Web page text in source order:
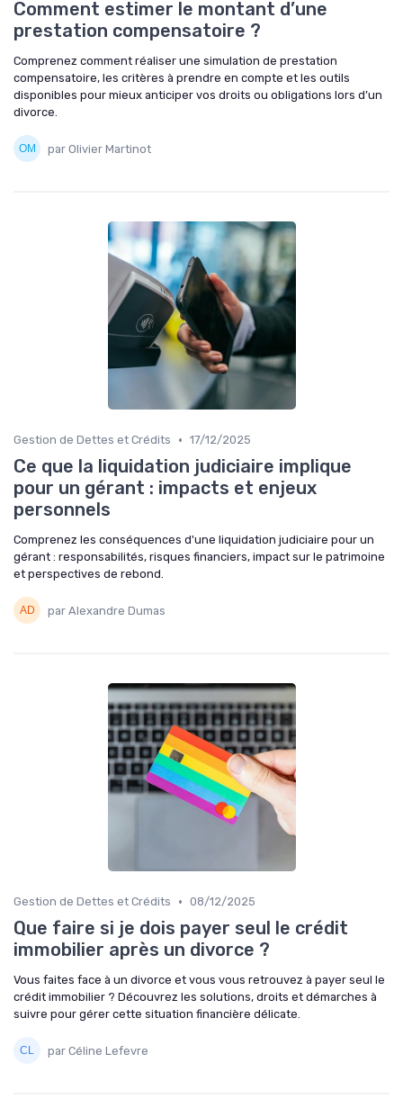
Comment estimer le montant d’une
prestation compensatoire ?
Comprenez comment réaliser une simulation de prestation
compensatoire, les critères à prendre en compte et les outils
disponibles pour mieux anticiper vos droits ou obligations lors d’un
divorce.
par Olivier Martinot
Gestion de Dettes et Crédits • 17/12/2025
Ce que la liquidation judiciaire implique
pour un gérant : impacts et enjeux
personnels
Comprenez les conséquences d'une liquidation judiciaire pour un
gérant : responsabilités, risques financiers, impact sur le patrimoine
et perspectives de rebond.
par Alexandre Dumas
Gestion de Dettes et Crédits • 08/12/2025
Que faire si je dois payer seul le crédit
immobilier après un divorce ?
Vous faites face à un divorce et vous vous retrouvez à payer seul le
crédit immobilier ? Découvrez les solutions, droits et démarches à
suivre pour gérer cette situation financière délicate.
par Céline Lefevre